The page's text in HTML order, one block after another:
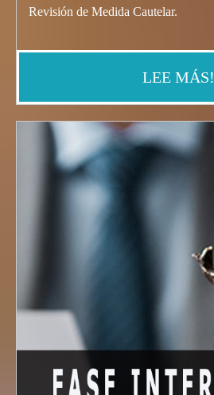
Revisión de Medida Cautelar.
LEE MÁS!